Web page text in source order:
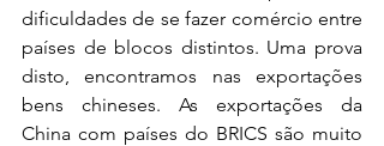
dificuldades de se fazer comércio entre
países de blocos distintos. Uma prova
disto, encontramos nas exportações
bens chineses. As exportações da
China com países do BRICS são muito